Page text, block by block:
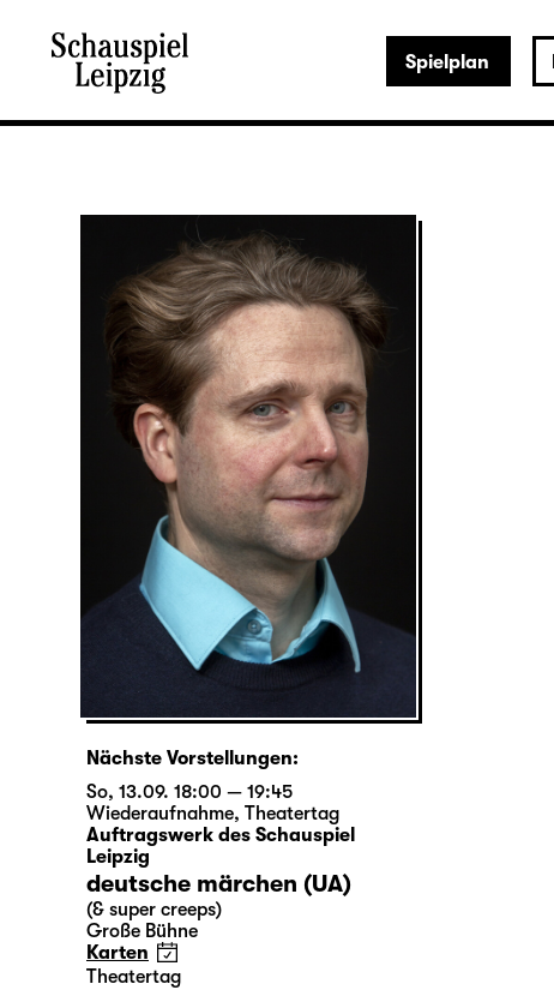
Spielplan
Nächste Vorstellungen:
So, 13.09. 18:00 — 19:45
Wiederaufnahme, Theatertag
Auftragswerk des Schauspiel
Leipzig
deutsche märchen (UA)
(& super creeps)
Große Bühne
Karten
Theatertag